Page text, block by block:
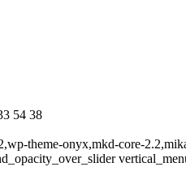
54 38
theme-onyx,mkd-core-